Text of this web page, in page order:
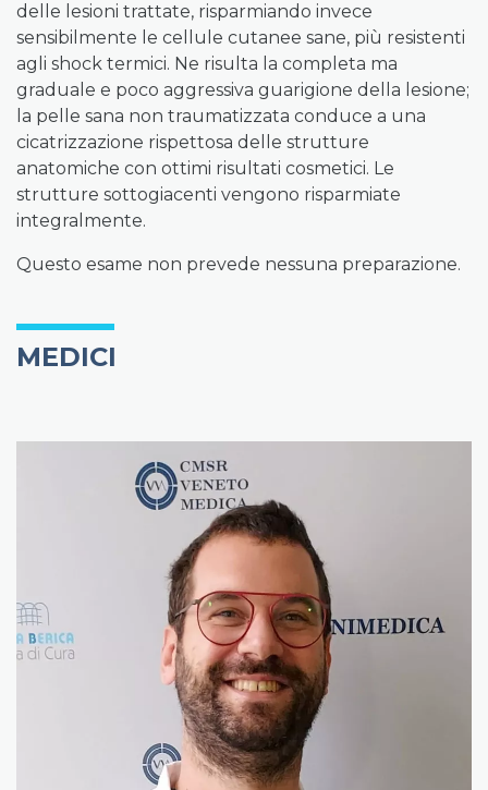
delle lesioni trattate, risparmiando invece
sensibilmente le cellule cutanee sane, più resistenti
agli shock termici. Ne risulta la completa ma
graduale e poco aggressiva guarigione della lesione;
la pelle sana non traumatizzata conduce a una
cicatrizzazione rispettosa delle strutture
anatomiche con ottimi risultati cosmetici. Le
strutture sottogiacenti vengono risparmiate
integralmente.
Questo esame non prevede nessuna preparazione.
MEDICI